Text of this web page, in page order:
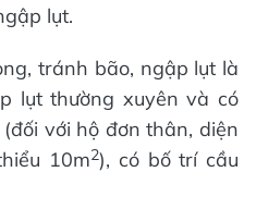
lụt.
tránh bão, ngập lụt là
lụt thường xuyên và có
(đối với hộ đơn thân, diện
10m2), có bố trí cầu